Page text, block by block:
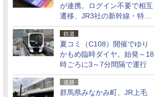
が連携。ログイン不要で相互
遷移、JR3社の新幹線・特急
予約をアプリで一括確認
鉄道
夏コミ（C108）開催でゆり
かもめ臨時ダイヤ。始発～18
時ごろに3～7分間隔で運行
道路
群馬県みなかみ町、JR上毛